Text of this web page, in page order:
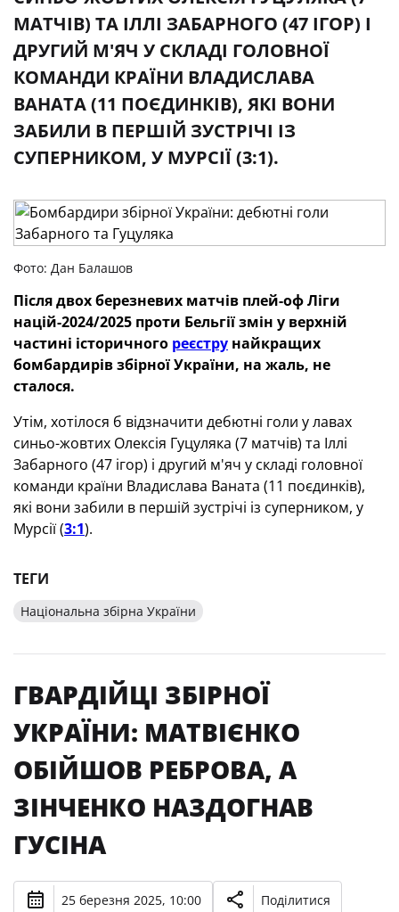
МАТЧІВ) ТА ІЛЛІ ЗАБАРНОГО (47 ІГОР) І
ДРУГИЙ М'ЯЧ У СКЛАДІ ГОЛОВНОЇ
КОМАНДИ КРАЇНИ ВЛАДИСЛАВА
ВАНАТА (11 ПОЄДИНКІВ), ЯКІ ВОНИ
ЗАБИЛИ В ПЕРШІЙ ЗУСТРІЧІ ІЗ
СУПЕРНИКОМ, У МУРСІЇ (3:1).
Фото: Дан Балашов
Після двох березневих матчів плей-оф Ліги
націй-2024/2025 проти Бельгії змін у верхній
частині історичного реєстру найкращих
бомбардирів збірної України, на жаль, не
сталося.
Утім, хотілося б відзначити дебютні голи у лавах
синьо-жовтих Олексія Гуцуляка (7 матчів) та Іллі
Забарного (47 ігор) і другий м'яч у складі головної
команди країни Владислава Ваната (11 поєдинків),
які вони забили в першій зустрічі із суперником, у
Мурсії (3:1).
ТЕГИ
Національна збірна України
ГВАРДІЙЦІ ЗБІРНОЇ
УКРАЇНИ: МАТВІЄНКО
ОБІЙШОВ РЕБРОВА, А
ЗІНЧЕНКО НАЗДОГНАВ
ГУСІНА
25 березня 2025, 10:00 Поділитися